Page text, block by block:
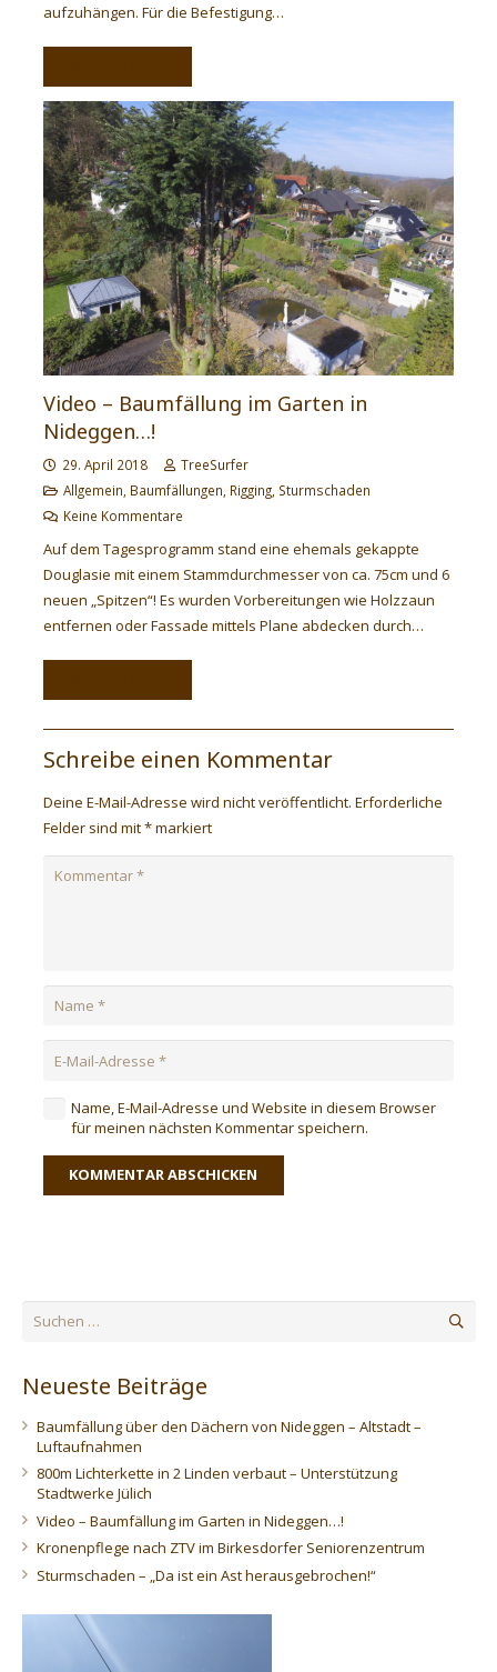
aufzuhängen. Für die Befestigung…
Video – Baumfällung im Garten in
Nideggen…!
29. April 2018
TreeSurfer
Allgemein Baumfällungen Rigging, Sturmschaden
Keine Kommentare
Auf dem Tagesprogramm stand eine ehemals gekappte
Douglasie mit einem Stammdurchmesser von ca. 75cm und 6
neuen „Spitzen“! Es wurden Vorbereitungen wie Holzzaun
entfernen oder Fassade mittels Plane abdecken durch…
Schreibe einen Kommentar
Deine E-Mail-Adresse wird nicht veröffentlicht. Erforderliche
Felder sind mit*markiert
Name, E-Mail-Adresse und Website in diesem Browser
für meinen nächsten Kommentar speichern.
KOMMENTAR ABSCHICKEN
Suchen
Neueste Beiträge
Baumfällung über den Dächern von Nideggen – Altstadt –
Luftaufnahmen
800m Lichterkette in 2 Linden verbaut – Unterstützung
Stadtwerke Jülich
Video – Baumfällung im Garten in Nideggen…!
Kronenpflege nach ZTV im Birkesdorfer Seniorenzentrum
Sturmschaden – „Da ist ein Ast herausgebrochen!“